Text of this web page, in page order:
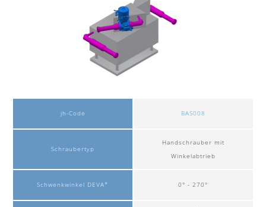
jh-Code
Schraubertyp
Schwenkwinkel DEVA*
BAS008
Handschrauber mit
Winkelabtrieb
0° - 270°